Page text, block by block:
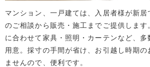
マンション、一戸建ては、入居者様が新居
のご相談から販売・施工までご提供します
に合わせて家具・照明・カーテンなど、
用意。採寸の手間が省け、お引越し時期の
ませんので、便利です。